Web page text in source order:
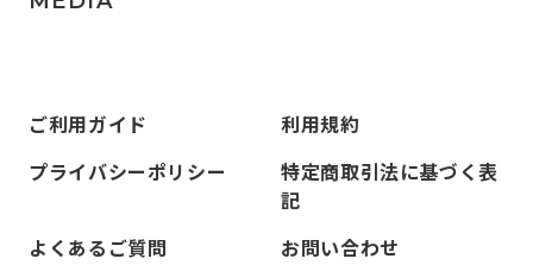
ご利用ガイド
利用規約
プライバシーポリシー
特定商取引法に基づく表
記
よくあるご質問
お問い合わせ